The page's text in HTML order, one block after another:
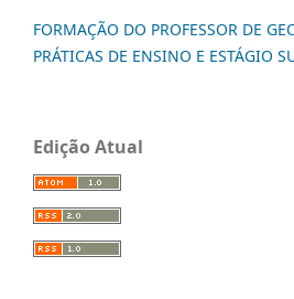
FORMAÇÃO DO PROFESSOR DE
PRÁTICAS DE ENSINO E ESTÁGIO
Edição Atual